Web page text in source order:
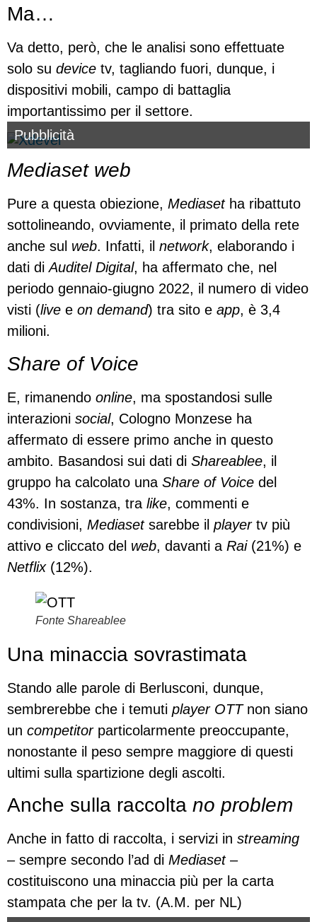
Ma…
Va detto, però, che le analisi sono effettuate
solo su device tv, tagliando fuori, dunque, i
dispositivi mobili, campo di battaglia
importantissimo per il settore.
Pubblicità
Mediaset web
Pure a questa obiezione, Mediaset ha ribattuto
sottolineando, ovviamente, il primato della rete
anche sul web. Infatti, il network, elaborando i
dati diAuditel Digital, ha affermato che, nel
periodo gennaio-giugno 2022, il numero di video
visti (live e on demand) tra sito e app, è 3,4
milioni.
Share of Voice
E, rimanendo online, ma spostandosi sulle
interazioni social, Cologno Monzese ha
affermato di essere primo anche in questo
ambito. Basandosi sui dati di Shareablee, il
gruppo ha calcolato una Share of Voice del
43%. In sostanza, tra like, commenti e
condivisioni, Mediaset sarebbe il player tv più
attivo e cliccato del web, davanti a Rai (21%) e
Netflix (12%).
Fonte Shareablee
Una minaccia sovrastimata
Stando alle parole di Berlusconi, dunque,
sembrerebbe che i temuti player OTTnon siano
un competitor particolarmente preoccupante,
nonostante il peso sempre maggiore di questi
ultimi sulla spartizione degli ascolti.
Anche sulla raccolta no problem
Anche in fatto di raccolta, i servizi in streaming
– sempre secondo l’ad di Mediaset–
costituiscono una minaccia più per la carta
stampata che per la tv. (A.M. per NL)